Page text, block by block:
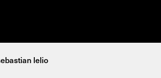
lelio